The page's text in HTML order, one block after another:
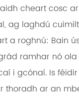
cheart cosc
ag laghdú
a roghnú: Bain
ramhar nó
i gcónaí. Is
thoradh ar an